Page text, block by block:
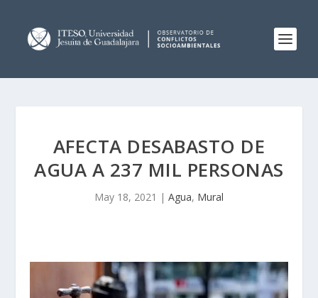
AFECTA DESABASTO DE
AGUA A 237 MIL PERSONAS
May 18, 2021 | Agua, Mural